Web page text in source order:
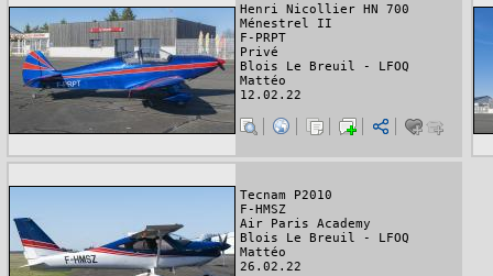
Henri Nicollier HN 700
Ménestrel II
F-PRPT
Privé
Blois Le Breuil - LFOQ
Mattéo
12.02.22
Tecnam P2010
F-HMSZ
Air Paris Academy
Blois Le Breuil - LFOQ
Mattéo
26.02.22